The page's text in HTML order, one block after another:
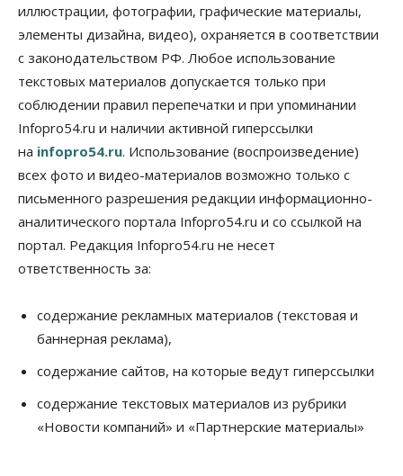
i
иллюстрации, фотографии, графические материалы,
элементы дизайна, видео), охраняется в соответствии
с законодательством РФ. Любое использование
текстовых материалов допускается только при
соблюдении правил перепечатки и при упоминании
Infopro54.ru и наличии активной гиперссылки
на infopro54.ru. Использование (воспроизведение)
всех фото и видео-материалов возможно только с
письменного разрешения редакции информационно-
аналитического портала Infopro54.ru и со ссылкой на
портал. Редакция Infopro54.ru не несет
ответственность за:
содержание рекламных материалов (текстовая и
баннерная реклама),
содержание сайтов, на которые ведут гиперссылки
содержание текстовых материалов из рубрики
«Новости компаний» и «Партнерские материалы»